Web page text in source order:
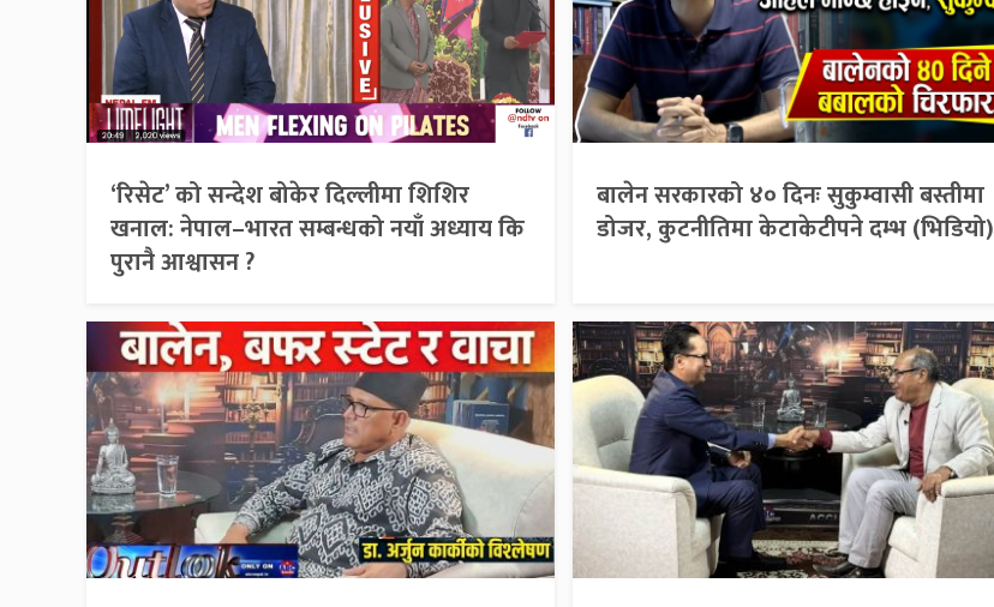
‘रिसेट’ को सन्देश बोकेर दिल्लीमा शिशिर
खनाल: नेपाल–भारत सम्बन्धको नयाँ अध्याय कि
पुरानै आश्वासन ?
बालेन सरकारको ४० दिनः सुकुम्वासी बस्तीमा
डोजर, कुटनीतिमा केटाकेटीपने दम्भ (भिडियो)